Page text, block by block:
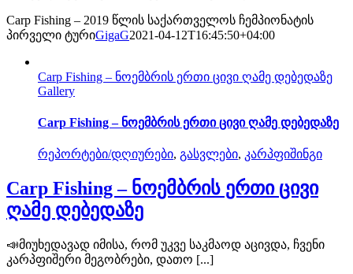
Carp Fishing – 2019 წლის საქართველოს ჩემპიონატის
პირველი ტურიGigaG2021-04-12T16:45:50+04:00
Carp Fishing – ნოემბრის ერთი ცივი ღამე დებედაზე
Gallery
Carp Fishing – ნოემბრის ერთი ცივი ღამე დებედაზე
რეპორტები/დღიურები, გასვლები, კარპფიშინგი
Carp Fishing – ნოემბრის ერთი ცივი
ღამე დებედაზე
📣მიუხედავად იმისა, რომ უკვე საკმაოდ აცივდა, ჩვენი
კარპფიშერი მეგობრები, დათო [...]